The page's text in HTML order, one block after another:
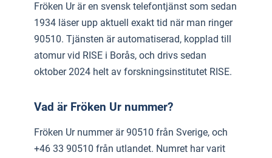
Fröken Ur är en svensk telefontjänst som sedan
1934 läser upp aktuell exakt tid när man ringer
90510. Tjänsten är automatiserad, kopplad till
atomur vid RISE i Borås, och drivs sedan
oktober 2024 helt av forskningsinstitutet RISE.
Vad är Fröken Ur nummer?
Fröken Ur nummer är 90510 från Sverige, och
+46 33 90510 från utlandet. Numret har varit